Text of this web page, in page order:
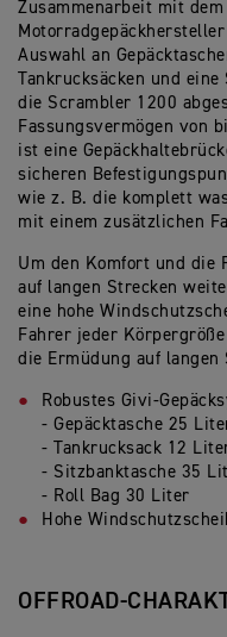
Zusammenarbeit mit
Auswahl an
Tankrucksäcken und
die Scrambler 1200
Fassungsvermögen von
ist eine
sicheren
wie z. B. die komplett
mit einem zusätzlichen
Um den Komfort und die
auf langen Strecken
eine hohe
Fahrer jeder
die Ermüdung auf
Robustes Givi-
- Gepäcktasche 25
- Tankrucksack 12
- Sitzbanktasche 35
- Roll Bag 30 Liter
Hohe
OFFROAD-